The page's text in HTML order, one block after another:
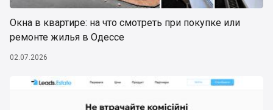
Окна в квартире: на что смотреть при покупке или
ремонте жилья в Одессе
02.07.2026